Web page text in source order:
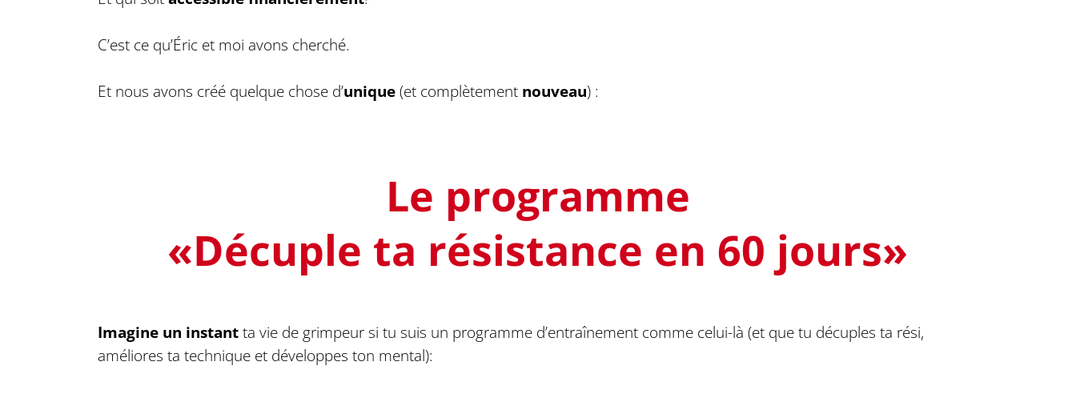
C’est ce qu’Éric et moi avons cherché.
Et nous avons créé quelque chose d’unique(et complètement nouveau) :
Le programme
«Décuple ta résistance en 60 jours»
Imagine un instantta vie de grimpeur si tu suis un programme d’entraînement comme celui-là (et que tu décuples ta rési,
améliores ta technique et développes ton mental):